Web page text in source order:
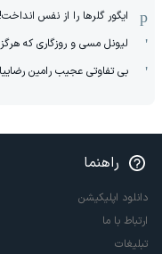
ایگور گلرها را از نفس انداخت!
لیونل مسی و روزگاری که
بی تفاوتی عجیب رامین
راهنما
دانلود اپلیکیشن
ارتباط با ما
تبلیغات